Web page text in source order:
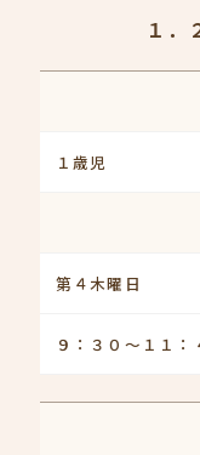
１．
１歳児
第４木曜日
９：３０～１１：